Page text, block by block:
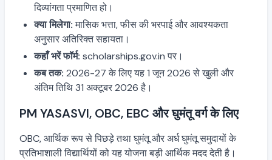
दिव्यांगता प्रमाणित हो।
क्या मिलेगा:मासिक भत्ता, फीस की भरपाई और आवश्यकता
अनुसार अतिरिक्त सहायता।
कहाँ भरें फॉर्म: scholarships.gov.in पर।
कब तक: 2026-27 के लिए यह 1 जून 2026 से खुली और
अंतिम तिथि 31 अक्टूबर 2026 है।
PM YASASVI, OBC, EBC और घुमंतू वर्ग के लिए
OBC, आर्थिक रूप से पिछड़े तथा घुमंतू और अर्ध घुमंतू समुदायों के
प्रतिभाशाली विद्यार्थियों को यह योजना बड़ी आर्थिक मदद देती है।